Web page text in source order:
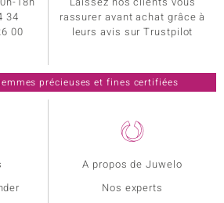
A propos de Juwelo
Nos experts
34
00
rassurer avant achat grâce à
leurs avis sur Trustpilot
précieuses et fines certifiées